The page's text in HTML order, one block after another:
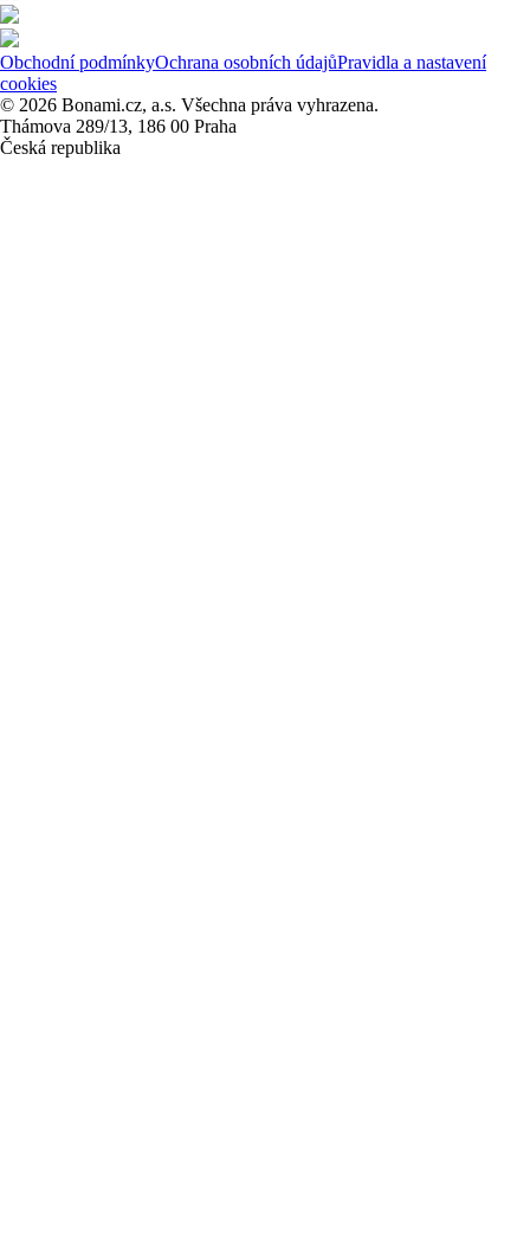
Obchodní podmínkyOchrana osobních údajůPravidla a nastavení
cookies
© 2026 Bonami.cz, a.s. Všechna práva vyhrazena.
Thámova 289/13, 186 00 Praha
Česká republika